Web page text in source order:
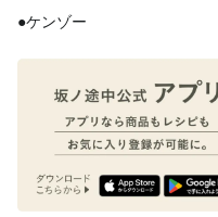
●ケンゾー